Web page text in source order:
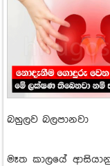
බහුලව බලපානවා
මෑත කාලයේ